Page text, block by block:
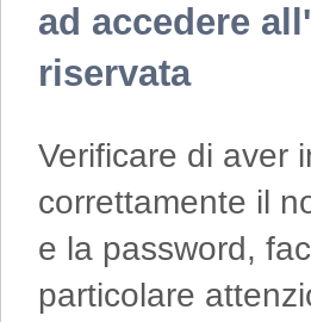
ad accedere
riservata
Verificare di aver
correttamente il
e la password,
particolare